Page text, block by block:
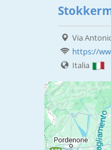
Via
https://
Italia